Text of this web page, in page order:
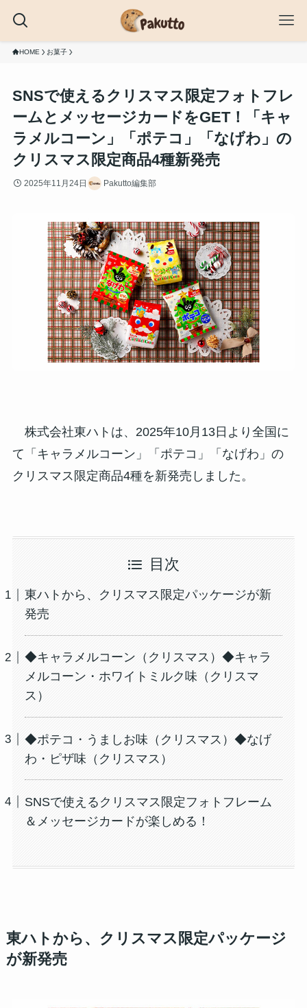
HOME お菓子
SNSで使えるクリスマス限定フォトフレ
ームとメッセージカードをGET！「キャ
ラメルコーン」「ポテコ」「なげわ」の
クリスマス限定商品4種新発売
2025年11月24日 Pakutto編集部
株式会社東ハトは、2025年10月13日より全国に
て「キャラメルコーン」「ポテコ」「なげわ」の
クリスマス限定商品4種を新発売しました。
目次
東ハトから、クリスマス限定パッケージが新
発売
◆キャラメルコーン（クリスマス）◆キャラ
メルコーン・ホワイトミルク味（クリスマ
ス）
◆ポテコ・うましお味（クリスマス）◆なげ
わ・ピザ味（クリスマス）
SNSで使えるクリスマス限定フォトフレーム
＆メッセージカードが楽しめる！
東ハトから、クリスマス限定パッケージ
が新発売